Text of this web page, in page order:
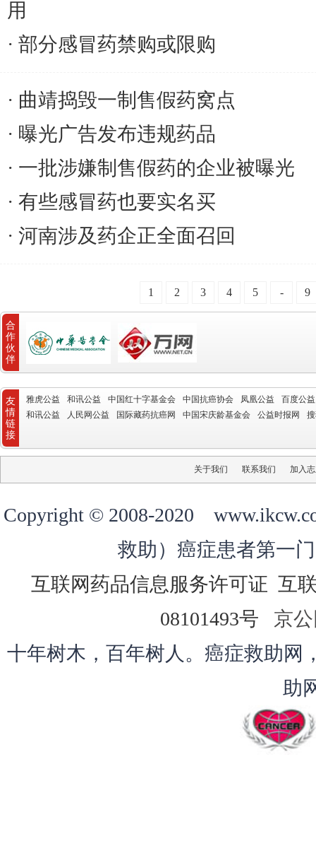
用
部分感冒药禁购或限购
曲靖捣毁一制售假药窝点
曝光广告发布违规药品
一批涉嫌制售假药的企业被曝光
有些感冒药也要实名买
河南涉及药企正全面召回
1 2 3 4 5 - 9
合
作
伙
伴
友
情
链
接
雅虎公益 和讯公益 中国红十字基金会 中国抗癌协会 凤凰公益
百度公益
和讯公益
人民网公益 国际藏药抗癌网 中国宋庆龄基金会 公益时报网
关于我们 联系我们 加入
Copyright © 2008-2020
救助）癌症患者第一
互联网药品信息服务许可证 互
08101493号
京公
十年树木，百年树人。癌症救助网
助